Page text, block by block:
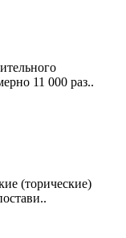
11 000 раз..
(торические)